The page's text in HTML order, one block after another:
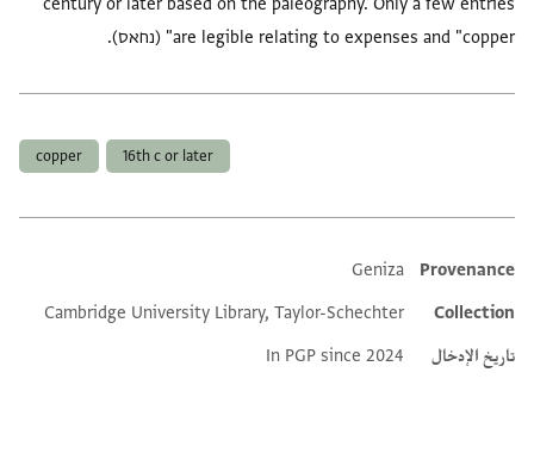
are legible relating to expenses and "copper" (נחאס).
16th c or later
copper
Additional metadata
Provenance
Geniza
Collection
Cambridge University Library, Taylor-Schechter
تاريخ الإدخال
In PGP since 2024